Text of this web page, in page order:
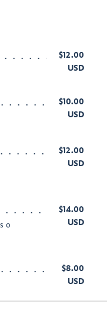
$12.00
USD
$10.00
USD
$12.00
USD
o
$14.00
USD
$8.00
USD